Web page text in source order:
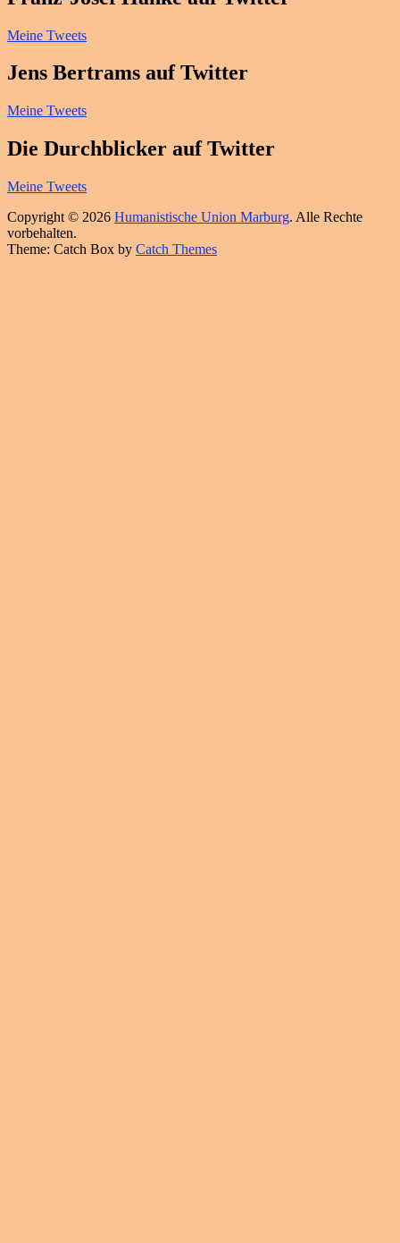
Meine Tweets
Jens Bertrams auf Twitter
Meine Tweets
Die Durchblicker auf Twitter
Meine Tweets
Copyright © 2026 Humanistische Union Marburg. Alle Rechte
vorbehalten.
Theme: Catch Box by Catch Themes